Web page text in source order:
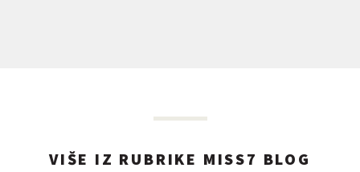
VIŠE IZ RUBRIKE MISS7 BLOG